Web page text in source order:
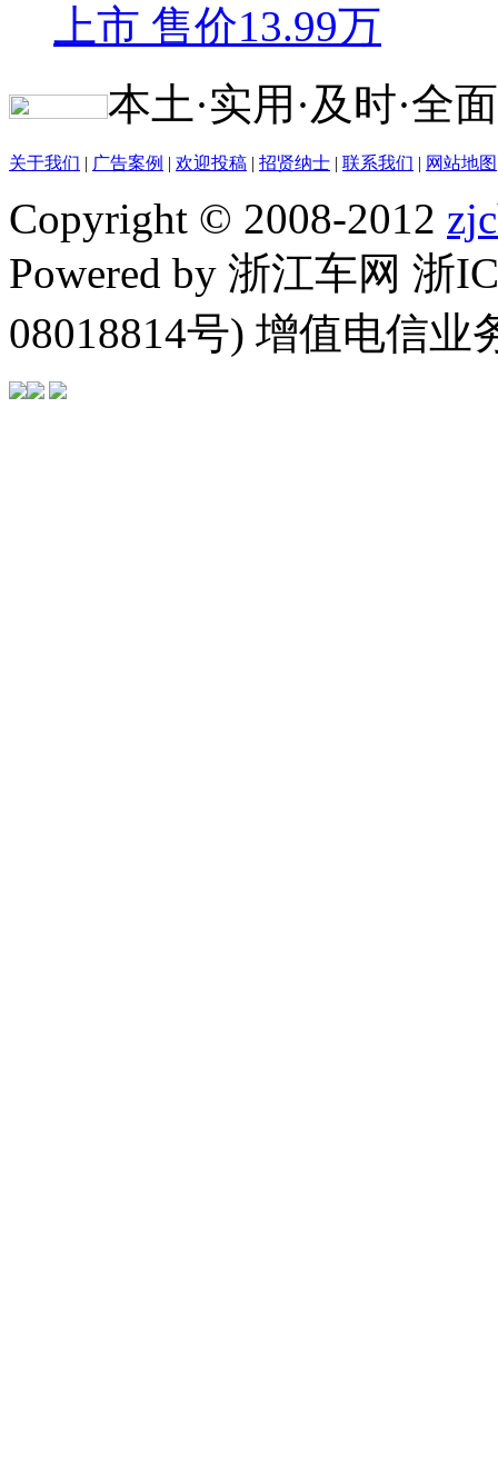
上市 售价13.99万
本土·实用·及时·全
关于我们 | 广告案例 | 欢迎投稿 | 招贤纳士 | 联系我们 | 网站地图
Copyright © 2008-2012
Powered by 浙江车网 浙
08018814号) 增值电信业